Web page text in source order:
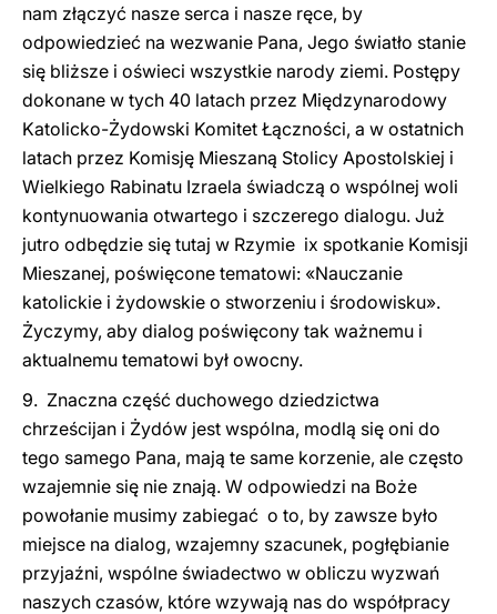
nam złączyć nasze serca i nasze ręce, by
odpowiedzieć na wezwanie Pana, Jego światło stanie
się bliższe i oświeci wszystkie narody ziemi. Postępy
dokonane w tych 40 latach przez Międzynarodowy
Katolicko-Żydowski Komitet Łączności, a w ostatnich
latach przez Komisję Mieszaną Stolicy Apostolskiej i
Wielkiego Rabinatu Izraela świadczą o wspólnej woli
kontynuowania otwartego i szczerego dialogu. Już
jutro odbędzie się tutaj w Rzymie ix spotkanie Komisji
Mieszanej, poświęcone tematowi: «Nauczanie
katolickie i żydowskie o stworzeniu i środowisku».
Życzymy, aby dialog poświęcony tak ważnemu i
aktualnemu tematowi był owocny.
9. Znaczna część duchowego dziedzictwa
chrześcijan i Żydów jest wspólna, modlą się oni do
tego samego Pana, mają te same korzenie, ale często
wzajemnie się nie znają. W odpowiedzi na Boże
powołanie musimy zabiegać o to, by zawsze było
miejsce na dialog, wzajemny szacunek, pogłębianie
przyjaźni, wspólne świadectwo w obliczu wyzwań
naszych czasów, które wzywają nas do współpracy